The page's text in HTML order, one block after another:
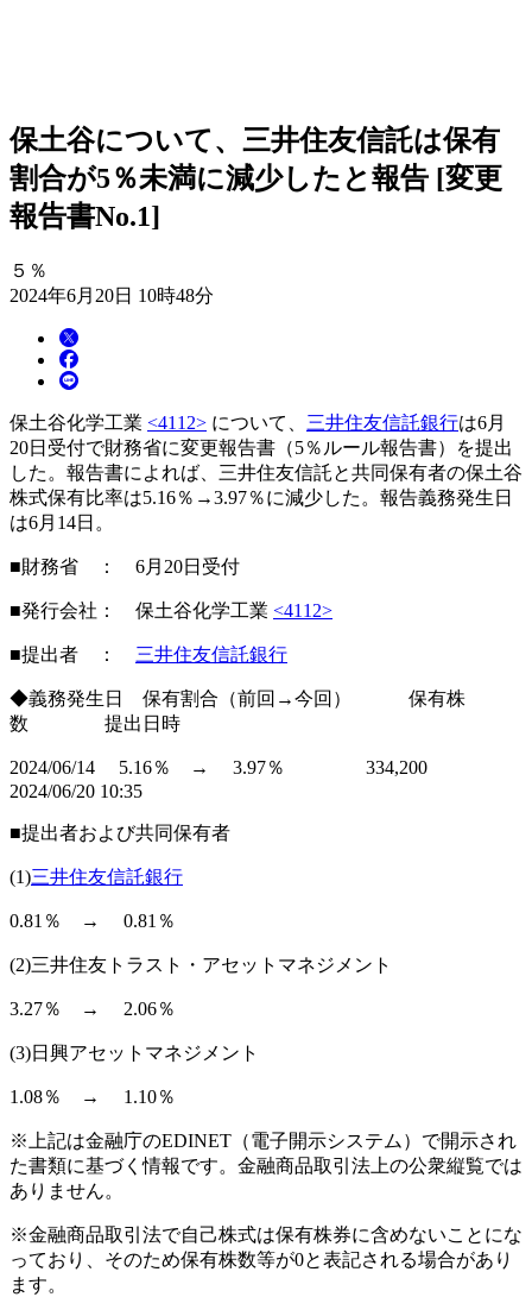
保土谷について、三井住友信託は保有
割合が5％未満に減少したと報告 [変更
報告書No.1]
５％
2024年6月20日 10時48分
保土谷化学工業 <4112> について、 三井住友信託銀行は6月
20日受付で財務省に変更報告書（5％ルール報告書）を提出
した。報告書によれば、三井住友信託と共同保有者の保土谷
株式保有比率は5.16％→3.97％に減少した。報告義務発生日
は6月14日。
■財務省 ： 6月20日受付
■発行会社： 保土谷化学工業 <4112>
■提出者 ： 三井住友信託銀行
◆義務発生日 保有割合（前回→今回） 保有株
数 提出日時
2024/06/14 5.16％ → 3.97％ 334,200
2024/06/20 10:35
■提出者および共同保有者
(1)三井住友信託銀行
0.81％ → 0.81％
(2)三井住友トラスト・アセットマネジメント
3.27％ → 2.06％
(3)日興アセットマネジメント
1.08％ → 1.10％
※上記は金融庁のEDINET（電子開示システム）で開示され
た書類に基づく情報です。金融商品取引法上の公衆縦覧では
ありません。
※金融商品取引法で自己株式は保有株券に含めないことにな
っており、そのため保有株数等が0と表記される場合があり
ます。